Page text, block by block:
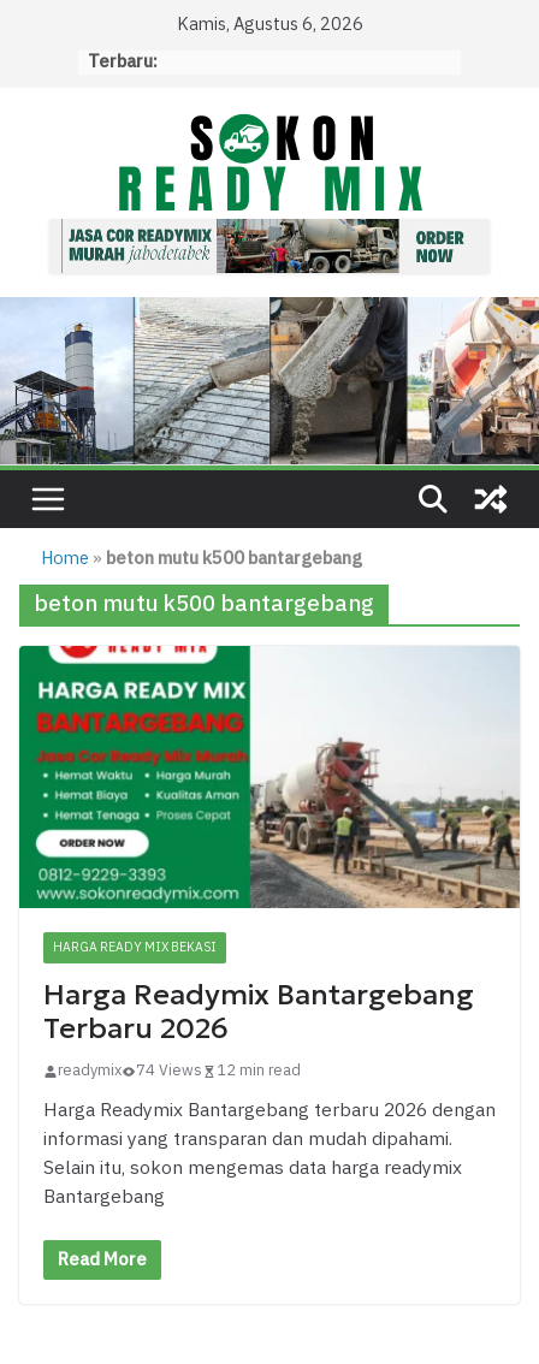
Kamis, Agustus 6, 2026
Terbaru:
Home » beton mutu k500 bantargebang
beton mutu k500 bantargebang
HARGA READY MIX BEKASI
Harga Readymix Bantargebang
Terbaru 2026
readymix 74 Views 12 min read
Harga Readymix Bantargebang terbaru 2026 dengan
informasi yang transparan dan mudah dipahami.
Selain itu, sokon mengemas data harga readymix
Bantargebang
Read More